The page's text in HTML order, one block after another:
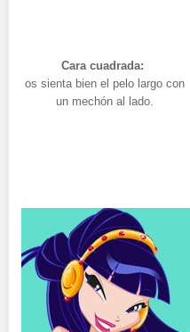
Cara cuadrada:
os sienta bien el pelo largo con
un mechón al lado.